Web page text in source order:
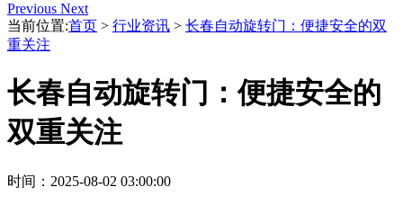
Previous Next
当前位置:首页 > 行业资讯 > 长春自动旋转门：便捷安全的双
重关注
长春自动旋转门：便捷安全的
双重关注
时间：2025-08-02 03:00:00